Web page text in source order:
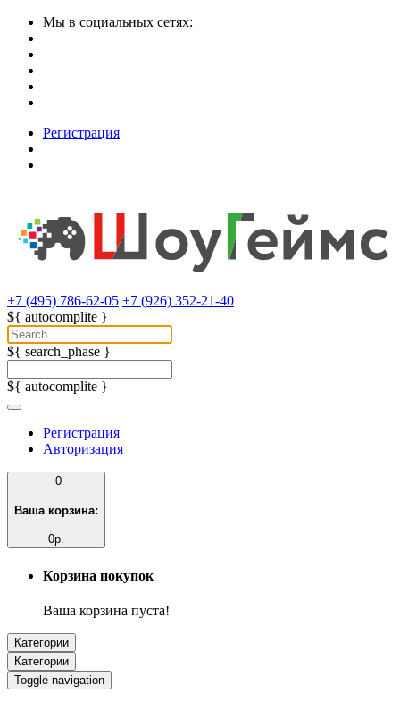
Мы в социальных сетях:
Регистрация
+7 (495) 786-62-05 +7 (926) 352-21-40
${ autocomplite }
${ search_phase }
${ autocomplite }
Регистрация
Авторизация
0
Ваша корзина:
0р.
Корзина покупок
Ваша корзина пуста!
Категории
Категории
Toggle navigation